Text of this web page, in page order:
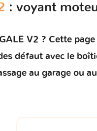
: voyant
V2 ? Cette
défaut avec le
au garage ou